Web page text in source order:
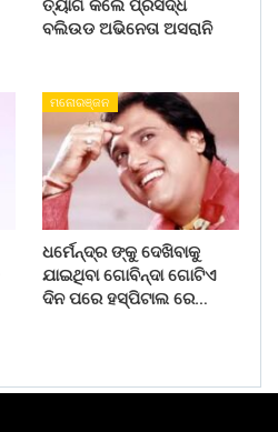
ତ୍ୟାଗ କଲେ ପ୍ରସିଦ୍ଧ
ବଲିଉଡ ଅଭିନେତା ଅସରାନି
ମନୋରଞ୍ଜନ
ଧର୍ମେନ୍ଦ୍ର ଙ୍କୁ ଦେଖିବାକୁ
ଯାଇଥିବା ଗୋବିନ୍ଦା ଗୋଟିଏ
ଦିନ ପରେ ହସ୍ପିଟାଲ ରେ…